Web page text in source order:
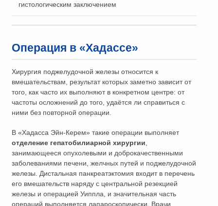
гистологическим заключением
Операция в «Хадассе»
Хирургия поджелудочной железы относится к
вмешательствам, результат которых заметно зависит от
того, как часто их выполняют в конкретном центре: от
частоты осложнений до того, удаётся ли справиться с
ними без повторной операции.
В «Хадасса Эйн-Керем» такие операции выполняет
отделение гепатобилиарной хирургии
занимающееся опухолевыми и доброкачественными
заболеваниями печени, желчных путей и поджелудочной
железы. Дистальная панкреатэктомия входит в перечень
его вмешательств наряду с центральной резекцией
железы и операцией Уиппла, и значительная часть
операций выполняется лапароскопически. Врачи